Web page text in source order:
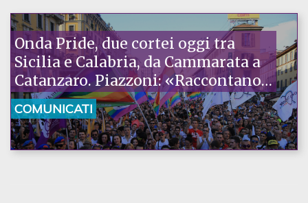
Onda Pride, due cortei oggi tra
Sicilia e Calabria, da Cammarata a
Catanzaro. Piazzoni: «Raccontano
la nostra ostinazione»
COMUNICATI